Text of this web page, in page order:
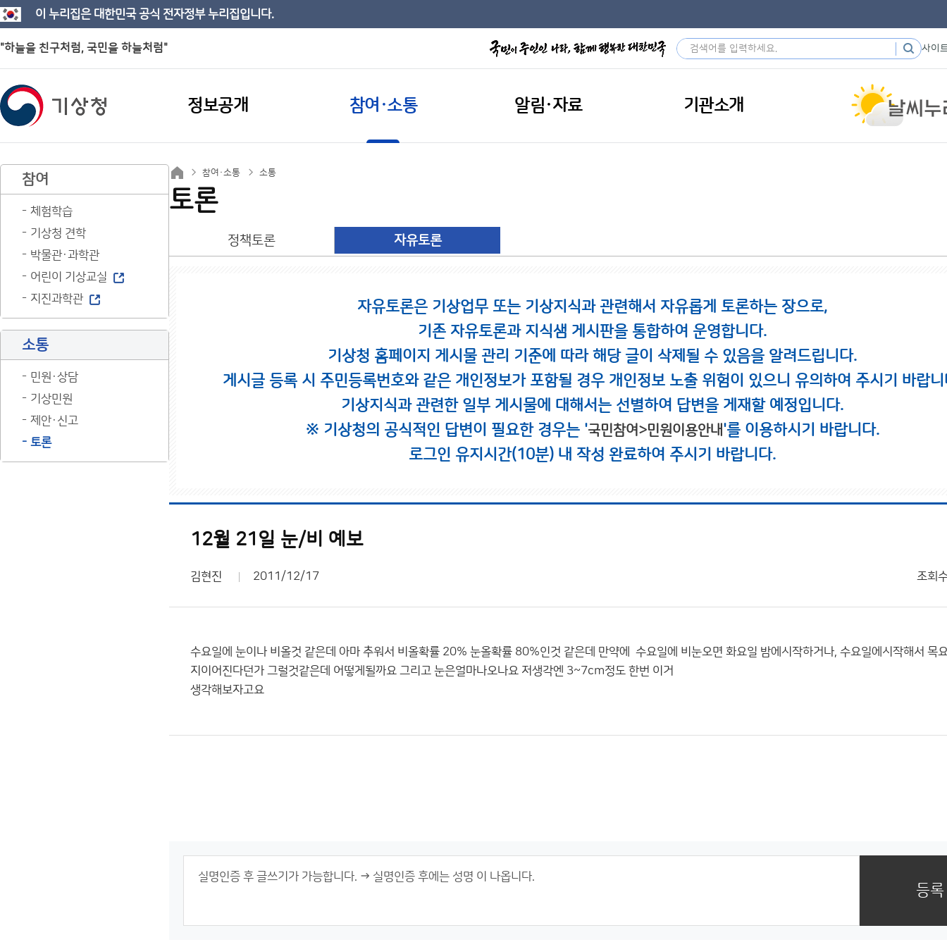
이 누리집은 대한민국 공식 전자정부 누리집입니다.
"하늘을 친구처럼, 국민을 하늘처럼" 사이
정보공개 참여·소통 알림·자료 기관소개
참여
체험학습
기상청 견학
박물관·과학관
어린이 기상교실
지진과학관
소통
민원·상담
기상민원
제안·신고
토론
참여·소통 소통
토론
정책토론 자유토론
자유토론은 기상업무 또는 기상지식과 관련해서 자유롭게 토론하는 장으로,
기존 자유토론과 지식샘 게시판을 통합하여 운영합니다.
기상청 홈페이지 게시물 관리 기준에 따라 해당 글이 삭제될 수 있음을 알려드립니다.
게시글 등록 시 주민등록번호와 같은 개인정보가 포함될 경우 개인정보 노출 위험이 있으니 유의하여 주시기 바랍니
기상지식과 관련한 일부 게시물에 대해서는 선별하여 답변을 게재할 예정입니다.
※ 기상청의 공식적인 답변이 필요한 경우는 '국민참여>민원이용안내'를 이용하시기 바랍니다.
로그인 유지시간(10분) 내 작성 완료하여 주시기 바랍니다.
12월 21일 눈/비 예보
김현진 2011/12/17 조회
수요일에 눈이나 비올것 같은데 아마 추워서 비올확률 20% 눈올확률 80%인것 같은데 만약에 수요일에 비눈오면 화요일 밤에시작하거나, 수요일에시작해서 목
지이어진다던가 그럴것같은데 어떻게될까요 그리고 눈은얼마나오나요 저생각엔 3~7cm정도 한번 이거
생각해보자고요
등록